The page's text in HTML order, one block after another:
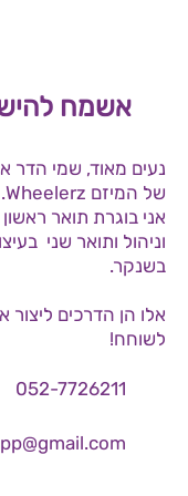
אשמח
נעים מאוד, שמי הדר
של המיזם Wheelerz.
אני בוגרת תואר
וניהול ותואר שני
בשנקר.
אלו הן הדרכים
לשוחח!
052-7726211